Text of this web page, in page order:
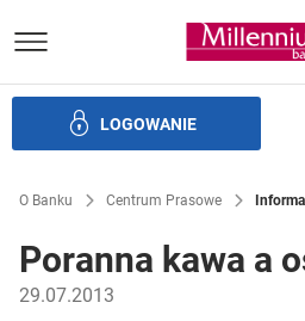
Bank
LOGOWANIE
O Banku Centrum Prasowe
Poranna kawa a
29.07.2013